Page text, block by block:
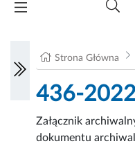
Strona Główna
436-
Załącznik
dokumentu